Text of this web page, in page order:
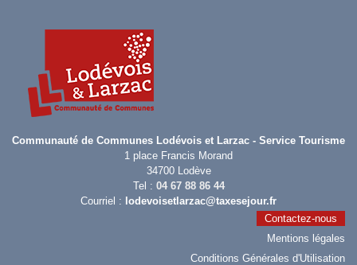
Communauté de Communes Lodévois et Larzac - Service Tourisme
1 place Francis Morand
34700 Lodève
Tel : 04 67 88 86 44
Courriel : lodevoisetlarzac@taxesejour.fr
Contactez-nous
Mentions légales
Conditions Générales d'Utilisation